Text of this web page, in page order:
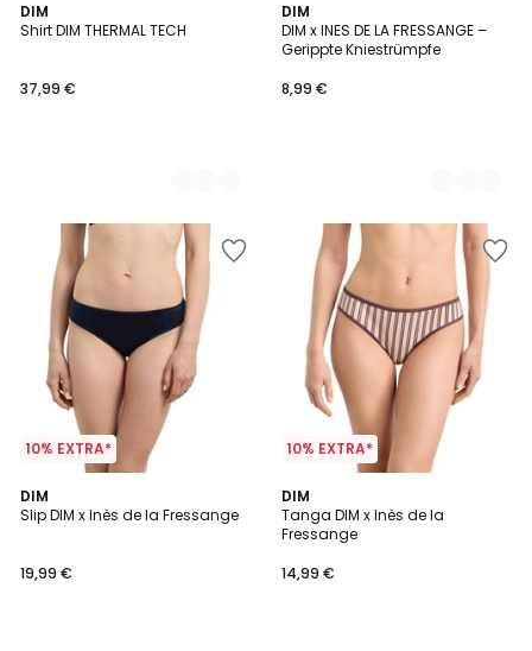
DIM
Shirt DIM THERMAL TECH
37,99 €
2
Farben
DIM
DIM x INES DE LA FRESSANGE –
Gerippte Kniestrümpfe
8,99 €
2
Farben
10% EXTRA*
DIM
Slip DIM x Inès de la Fressange
19,99 €
2
Farben
10% EXTRA*
DIM
Tanga DIM x Inès de la
Fressange
14,99 €